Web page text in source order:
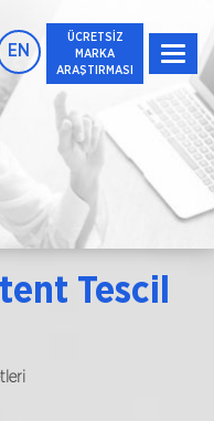
EN
ÜCRETSİZ
MARKA
ARAŞTIRMASI
Tescil